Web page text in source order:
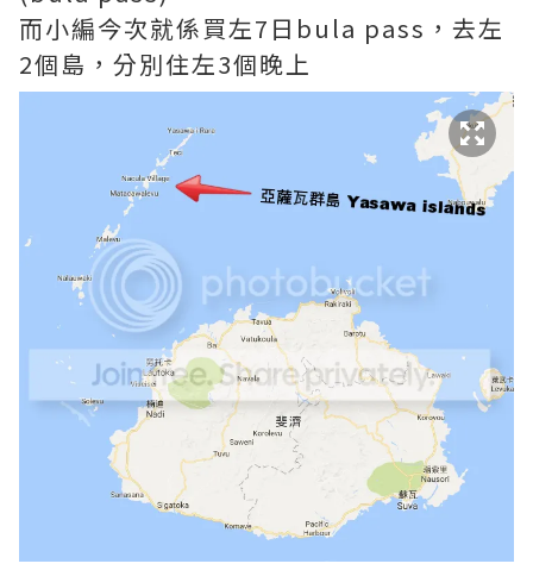
而小編今次就係買左7日bula pass，去左
2個島，分別住左3個晚上